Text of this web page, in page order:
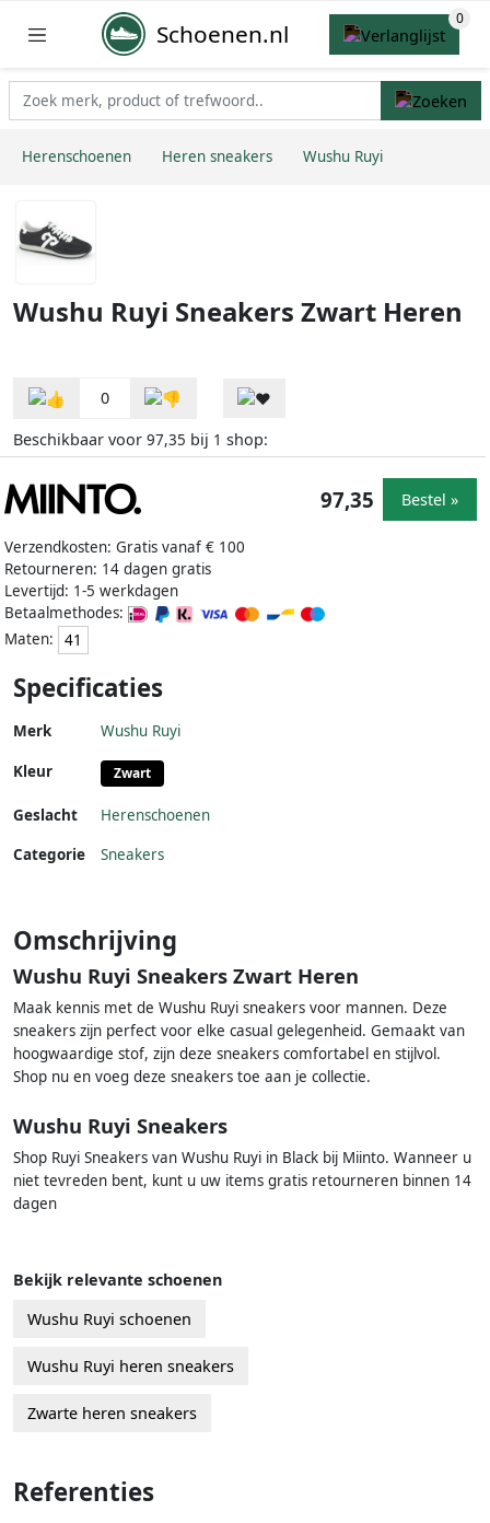
Schoenen.nl
Herenschoenen Heren sneakers Wushu Ruyi
Wushu Ruyi Sneakers Zwart Heren
0
Beschikbaar voor 97,35 bij 1 shop:
Verzendkosten: Gratis vanaf € 100
Retourneren: 14 dagen gratis
Levertijd: 1-5 werkdagen
Betaalmethodes:
Maten:
41
97,35 Bestel »
Specificaties
Merk Wushu Ruyi
Kleur Zwart
Geslacht
Herenschoenen
Categorie
Sneakers
Omschrijving
Wushu Ruyi Sneakers Zwart Heren
Maak kennis met de Wushu Ruyi sneakers voor mannen. Deze
sneakers zijn perfect voor elke casual gelegenheid. Gemaakt van
hoogwaardige stof, zijn deze sneakers comfortabel en stijlvol.
Shop nu en voeg deze sneakers toe aan je collectie.
Wushu Ruyi Sneakers
Shop Ruyi Sneakers van Wushu Ruyi in Black bij Miinto. Wanneer u
niet tevreden bent, kunt u uw items gratis retourneren binnen 14
dagen
Bekijk relevante schoenen
Wushu Ruyi schoenen
Wushu Ruyi heren sneakers
Zwarte heren sneakers
Referenties